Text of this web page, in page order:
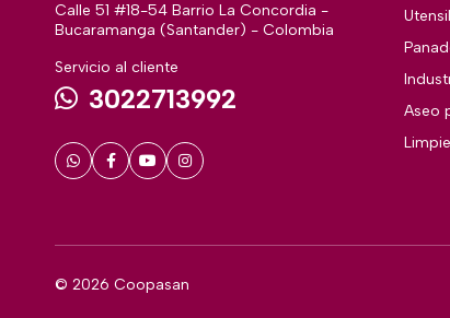
Calle 51 #18-54 Barrio La Concordia -
Bucaramanga (Santander) - Colombia
Servicio al cliente
3022713992
Aseo
© 2026 Coopasan